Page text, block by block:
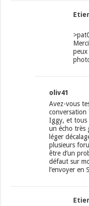
peux
oliv41
Avez-vous
conversation
Iggy, et tous
un écho très
léger
plusieurs
être d’un
défaut sur
l’envoyer en